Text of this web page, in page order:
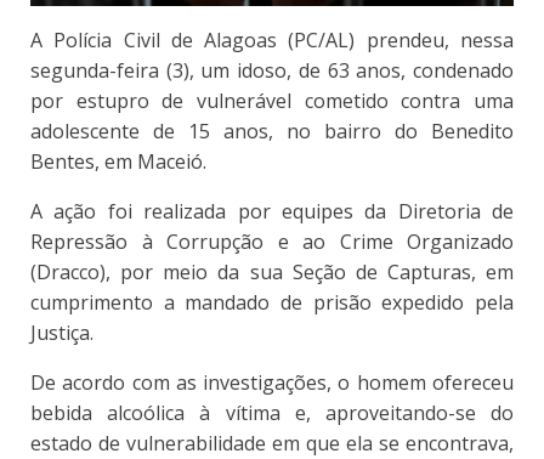
A Polícia Civil de Alagoas (PC/AL) prendeu, nessa
segunda-feira (3), um idoso, de 63 anos, condenado
por estupro de vulnerável cometido contra uma
adolescente de 15 anos, no bairro do Benedito
Bentes, em Maceió.
A ação foi realizada por equipes da Diretoria de
Repressão à Corrupção e ao Crime Organizado
(Dracco), por meio da sua Seção de Capturas, em
cumprimento a mandado de prisão expedido pela
Justiça.
De acordo com as investigações, o homem ofereceu
bebida alcoólica à vítima e, aproveitando-se do
estado de vulnerabilidade em que ela se encontrava,